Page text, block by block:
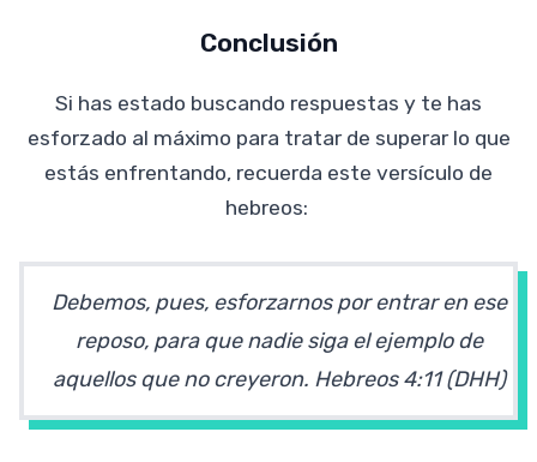
Conclusión
Si has estado buscando respuestas y te has
esforzado al máximo para tratar de superar lo que
estás enfrentando, recuerda este versículo de
hebreos:
Debemos, pues, esforzarnos por entrar en ese
reposo, para que nadie siga el ejemplo de
aquellos que no creyeron. Hebreos 4:11 (DHH)